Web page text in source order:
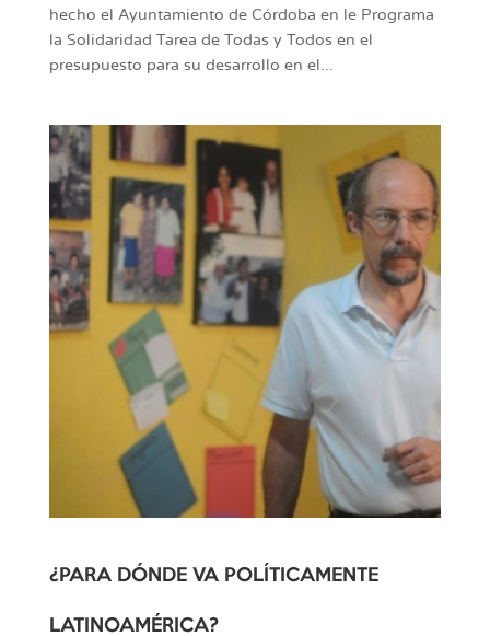
hecho el Ayuntamiento de Córdoba en le Programa
la Solidaridad Tarea de Todas y Todos en el
presupuesto para su desarrollo en el...
¿PARA DÓNDE VA POLÍTICAMENTE
LATINOAMÉRICA?